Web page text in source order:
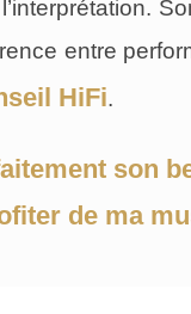
entre
HiFi.
son
de ma